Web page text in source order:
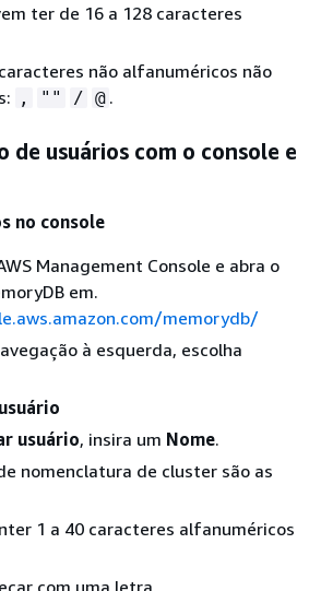
ter de 16 a 128 caracteres
não alfanuméricos não
, "" / @ .
de usuários com o console e
no console
Management Console e abra o
em.
memorydb/
à esquerda, escolha
usuário, insira um Nome.
nomenclatura de cluster são as
1 a 40 caracteres alfanuméricos
com uma letra.